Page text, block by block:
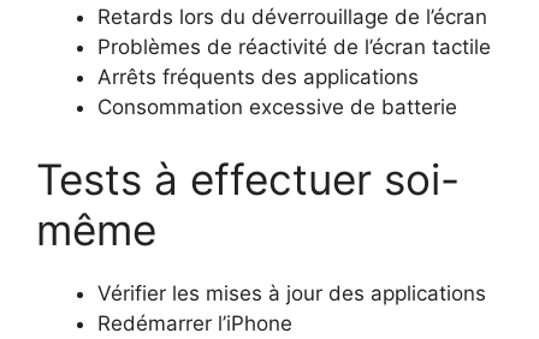
Retards lors du déverrouillage de l’écran
Problèmes de réactivité de l’écran tactile
Arrêts fréquents des applications
Consommation excessive de batterie
Tests à effectuer soi-
même
Vérifier les mises à jour des applications
Redémarrer l’iPhone